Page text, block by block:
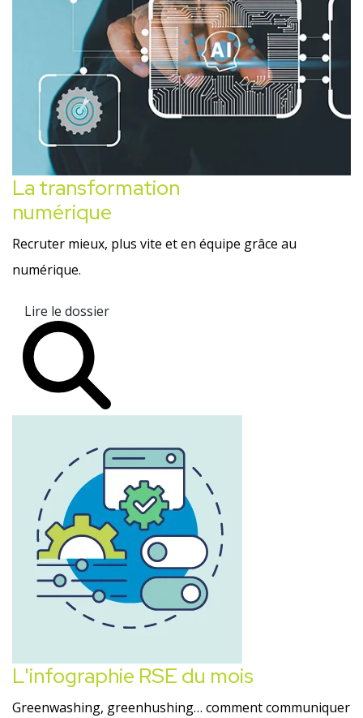
La transformation
numérique
Recruter mieux, plus vite et en équipe grâce au
numérique.
Lire le dossier
L'infographie RSE du mois
Greenwashing, greenhushing… comment communiquer